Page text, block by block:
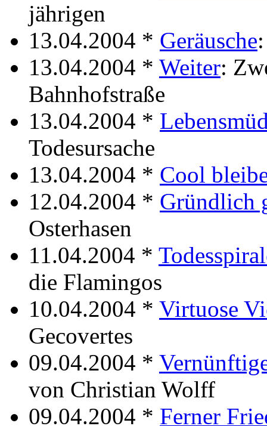
jährigen
13.04.2004 * Geräusche
13.04.2004 * Weiter:
Bahnhofstraße
13.04.2004 *
Todesursache
13.04.2004 * Cool
12.04.2004 * Gründlich
Osterhasen
11.04.2004 *
die Flamingos
10.04.2004 * Virtuose
Gecovertes
09.04.2004 *
von Christian Wolff
09.04.2004 * Ferner